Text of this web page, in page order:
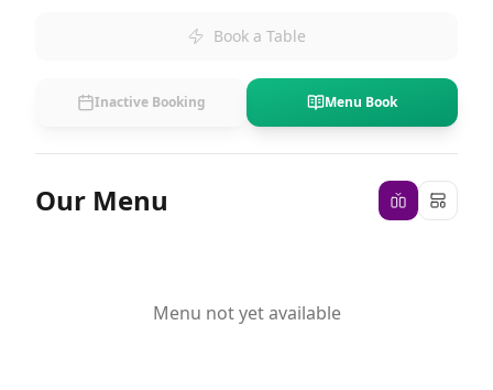
Book a Table
Inactive Booking Menu Book
Our Menu
Menu not yet available